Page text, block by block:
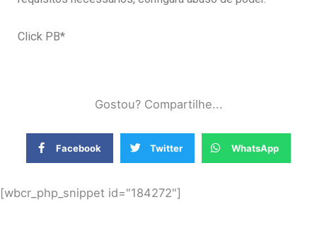
Click PB*
Gostou? Compartilhe...
Facebook Twitter WhatsApp
[wbcr_php_snippet id="184272"]